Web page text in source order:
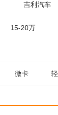
吉利汽车
15-20万
微卡